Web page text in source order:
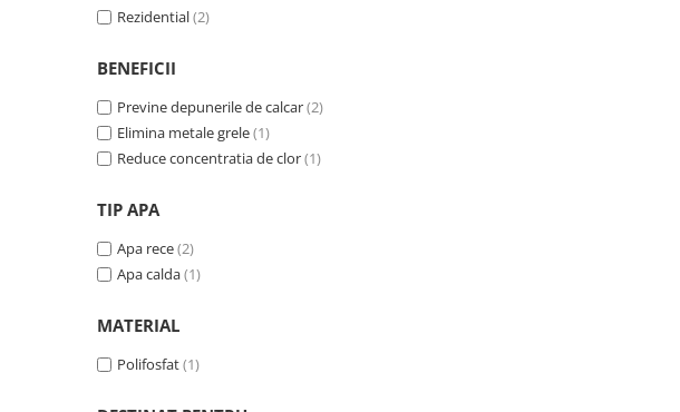
Cartuse Big Blue 20"
Seturi de cartuse
Membrane osmoza inversa
Membrana Ultrafiltrare
Cartuse atipice
Sisteme de filtrare
Microfiltrare
Rezidential(2)
BENEFICII
Previne depunerile de calcar(2)
Elimina metale grele(1)
Reduce concentratia de clor(1)
TIP APA
Apa rece(2)
Apa calda(1)
MATERIAL
Polifosfat(1)